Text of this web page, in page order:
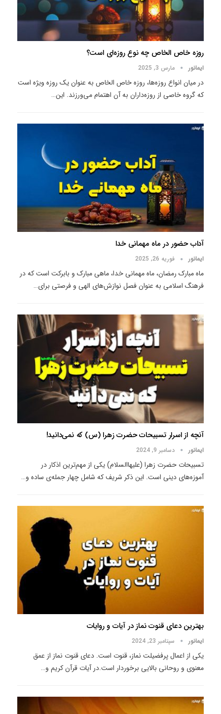
روزه خاص الخاص چه نوع روزه‌ای است؟
ایمانور مارس 3, 2025
در میان انواع روزه‌ها، روزه خاص الخاص به‌ عنوان یک روزه ویژه است
که گروه خاصی از روزه‌داران به آن اهتمام می‌ورزند. این…
آداب حضور در ماه مهمانی خدا
ایمانور فوریه 26, 2025
ماه مبارک رمضان، ماه مهمانی خدا، ماهی مبارک و بابرکت است که در
فرهنگ اسلامی به عنوان فصل نوازش‌های الهی و فرصتی برای…
آنچه از اسرار تسبیحات حضرت زهرا (س) که نمی‌دانید!
ایمانور دسامبر 9, 2024
تسبیحات حضرت زهرا (‌علیهاالسلام) یکی از مهم‌ترین اذکار در
آموزه‌های دینی است. این ذکر شریف که شامل چهار جمله‌ی ساده و…
بهترین دعای قنوت نماز در آیات و روایات
ایمانور سپتامبر 23, 2024
یکی از اعمال پرفضیلت نماز، قنوت است. دعای قنوت نماز از عمق
معنوی و روحانی بالایی برخوردار است.در آیات قرآن کریم و…